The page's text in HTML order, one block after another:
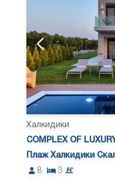
Халкидики
COMPLEX OF
Плаж Халкидики
8
3